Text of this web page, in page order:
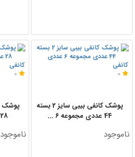
کانفی
0
28 عددی مجموعه 6 ...
ناموجود
کانفی
0
پوشک کانفی بیبی سایز 2 بسته
44 عددی مجموعه 6 ...
ناموجود